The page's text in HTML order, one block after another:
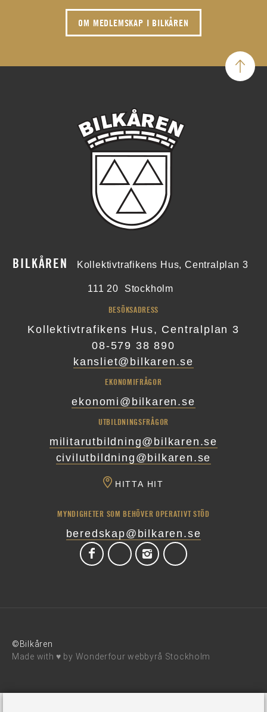
OM MEDLEMSKAP I BILKÅREN
BILKÅREN Kollektivtrafikens Hus, Centralplan 3
111 20 Stockholm
BESÖKSADRESS
Kollektivtrafikens Hus, Centralplan 3
08-579 38 890
kansliet@bilkaren.se
EKONOMIFRÅGOR
ekonomi@bilkaren.se
UTBILDNINGSFRÅGOR
militarutbildning@bilkaren.se
civilutbildning@bilkaren.se
HITTA HIT
MYNDIGHETER SOM BEHÖVER OPERATIVT STÖD
beredskap@bilkaren.se
©Bilkåren
Made with ♥ by Wonderfour webbyrå Stockholm